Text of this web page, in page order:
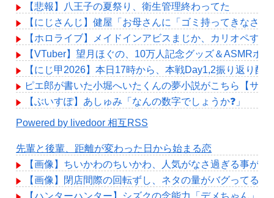
【悲報】八王子の夏祭り、衛生管理終わってた
【にじさんじ】健屋「お母さんに「ゴミ持ってきなさ
【ホロライブ】メイドインアビスまじか、カリオペすげ
【VTuber】望月ほぐの、10万人記念グッズ＆ASMR
【にじ甲2026】本日17時から、本戦Day1,2振り返り配信
ピエ郎が書いた小堀へいたくんの夢小説がこちら【サン
【ぶいすぽ】あしゅみ「なんの数字でしょうか❓」
Powered by livedoor 相互RSS
先輩と後輩、距離が変わった日から始まる恋
【画像】ちいかわのちいかわ、人気がなさ過ぎる事が判
【画像】閉店間際の回転ずし、ネタの量がバグってると
【ハンターハンター】シズクの念能力「デメちゃん」